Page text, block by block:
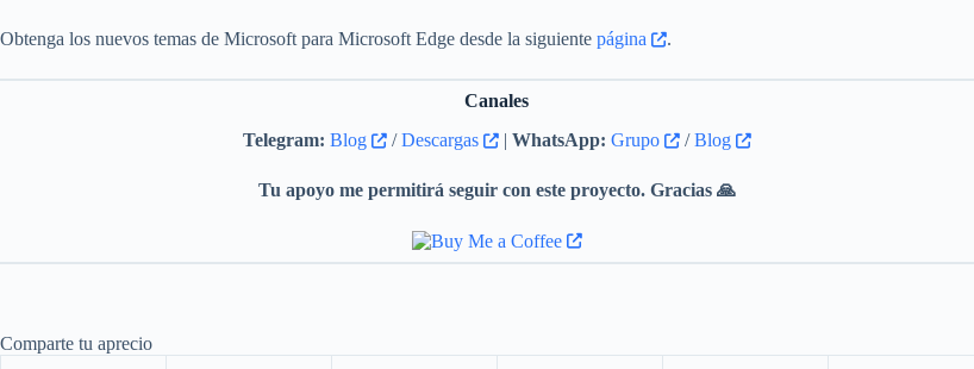
Obtenga los nuevos temas de Microsoft para Microsoft Edge desde la siguiente página .
Canales
Telegram: Blog /Descargas | WhatsApp: Grupo /Blog
Tu apoyo me permitirá seguir con este proyecto. Gracias 🙏
Comparte tu aprecio